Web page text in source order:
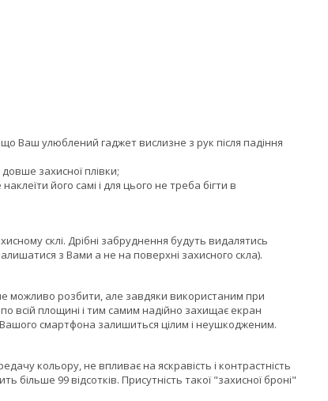
Ваш улюблений гаджет вислизне з рук після падіння
захисної плівки;
його самі і для цього не треба бігти в
склі. Дрібні забруднення будуть видалятись
з Вами а не на поверхні захисного скла).
можливо розбити, але завдяки використаним при
всій площині і тим самим надійно захищає екран
смартфона залишиться цілим і неушкодженим.
кольору, не впливає на яскравість і контрастність
99 відсотків. Присутність такої "захисної броні"